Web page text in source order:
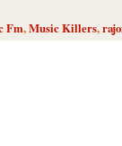
Fm,Music Killers,